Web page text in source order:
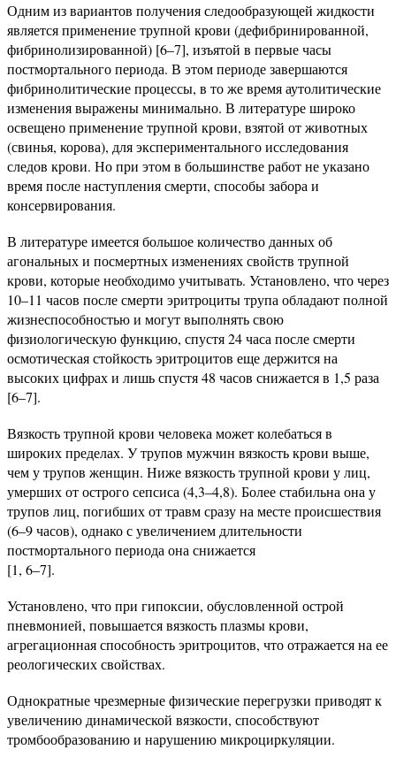
Одним из вариантов получения следообразующей жидкости
является применение трупной крови (дефибринированной,
фибринолизированной) [6–7], изъятой в первые часы
постмортального периода. В этом периоде завершаются
фибринолитические процессы, в то же время аутолитические
изменения выражены минимально. В литературе широко
освещено применение трупной крови, взятой от животных
(свинья, корова), для экспериментального исследования
следов крови. Но при этом в большинстве работ не указано
время после наступления смерти, способы забора и
консервирования.
В литературе имеется большое количество данных об
агональных и посмертных изменениях свойств трупной
крови, которые необходимо учитывать. Установлено, что через
10–11 часов после смерти эритроциты трупа обладают полной
жизнеспособностью и могут выполнять свою
физиологическую функцию, спустя 24 часа после смерти
осмотическая стойкость эритроцитов еще держится на
высоких цифрах и лишь спустя 48 часов снижается в 1,5 раза
[6–7].
Вязкость трупной крови человека может колебаться в
широких пределах. У трупов мужчин вязкость крови выше,
чем у трупов женщин. Ниже вязкость трупной крови у лиц,
умерших от острого сепсиса (4,3–4,8). Более стабильна она у
трупов лиц, погибших от травм сразу на месте происшествия
(6–9 часов), однако с увеличением длительности
постмортального периода она снижается
[1, 6–7].
Установлено, что при гипоксии, обусловленной острой
пневмонией, повышается вязкость плазмы крови,
агрегационная способность эритроцитов, что отражается на ее
реологических свойствах.
Однократные чрезмерные физические перегрузки приводят к
увеличению динамической вязкости, способствуют
тромбообразованию и нарушению микроциркуляции.